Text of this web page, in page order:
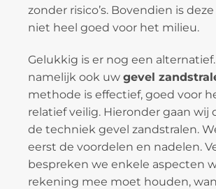
zonder risico’s. Bovendien is
niet heel goed voor het milieu.
Gelukkig is er nog een
namelijk ook uw gevel
methode is effectief, goed voor
relatief veilig. Hieronder gaan wij
de techniek gevel zandstralen.
eerst de voordelen en nadelen.
bespreken we enkele aspecten
rekening mee moet houden,